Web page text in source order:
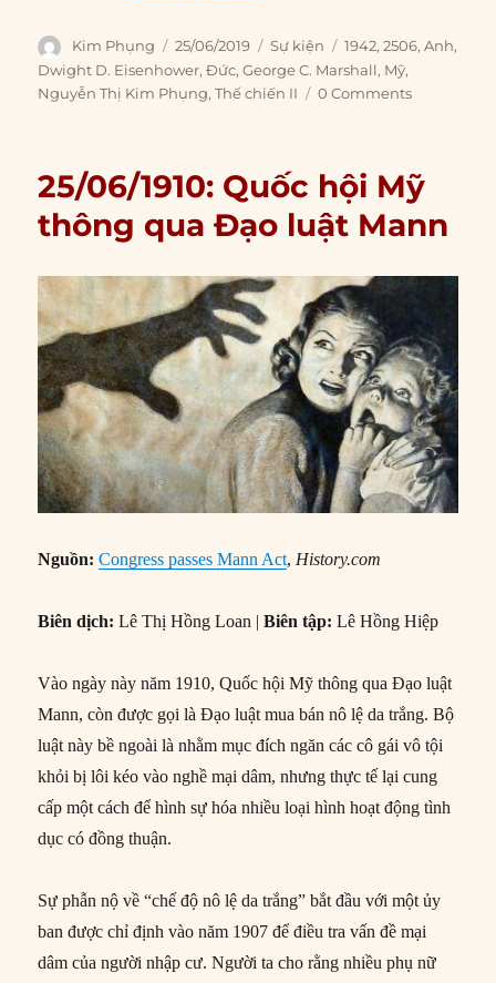
Author
Kim Phụng
Posted
on
25/06/2019 Categories
Sự kiện Tags
1942,2506,Anh,
Dwight D. Eisenhower,Đức,George C. Marshall, Mỹ,
Nguyễn Thị Kim Phụng,Thế chiến II 0 Comments
25/06/1910: Quốc hội Mỹ
thông qua Đạo luật Mann
Nguồn: Congress passes Mann Act, History.com
Biên dịch: Lê Thị Hồng Loan |Biên tập:Lê Hồng Hiệp
Vào ngày này năm 1910, Quốc hội Mỹ thông qua Đạo luật
Mann, còn được gọi là Đạo luật mua bán nô lệ da trắng. Bộ
luật này bề ngoài là nhằm mục đích ngăn các cô gái vô tội
khỏi bị lôi kéo vào nghề mại dâm, nhưng thực tế lại cung
cấp một cách để hình sự hóa nhiều loại hình hoạt động tình
dục có đồng thuận.
Sự phẫn nộ về “chế độ nô lệ da trắng” bắt đầu với một ủy
ban được chỉ định vào năm 1907 để điều tra vấn đề mại
dâm của người nhập cư. Người ta cho rằng nhiều phụ nữ